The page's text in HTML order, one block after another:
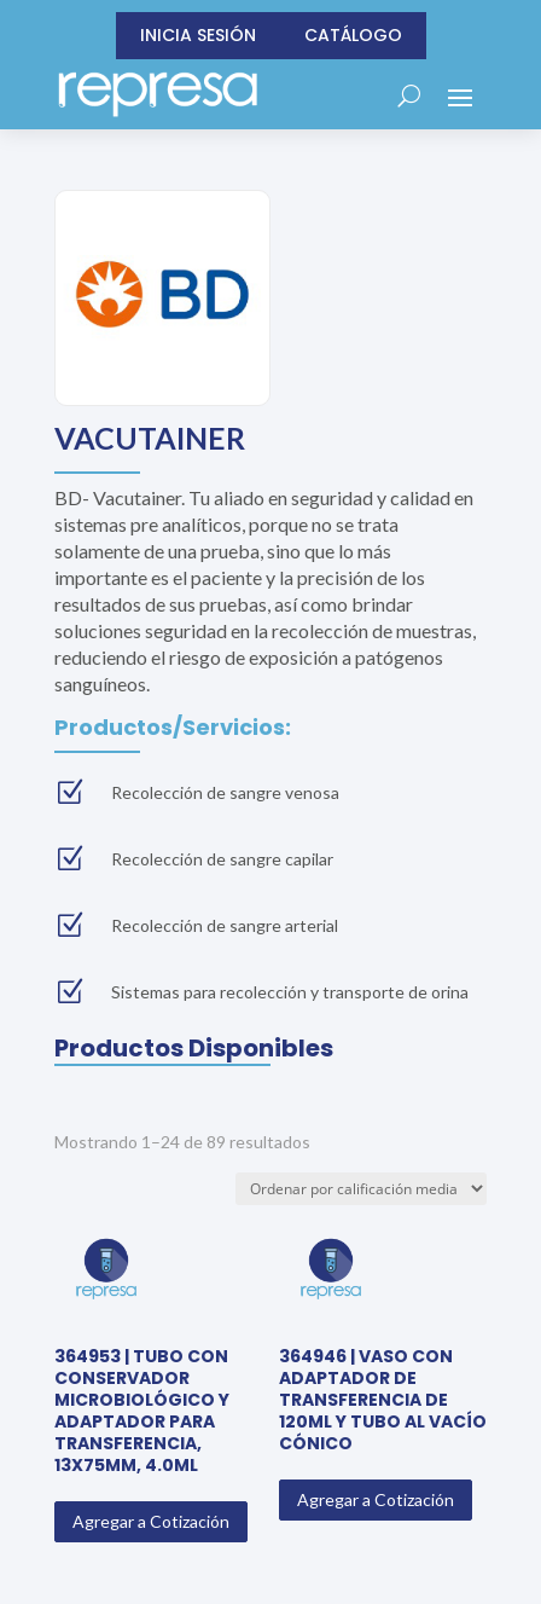
INICIA SESIÓN CATÁLOGO
VACUTAINER
BD- Vacutainer. Tu aliado en seguridad y calidad en
sistemas pre analíticos, porque no se trata
solamente de una prueba, sino que lo más
importante es el paciente y la precisión de los
resultados de sus pruebas, así como brindar
soluciones seguridad en la recolección de muestras,
reduciendo el riesgo de exposición a patógenos
sanguíneos.
Productos/Servicios:
Z Recolección de sangre venosa
Z Recolección de sangre capilar
Z Recolección de sangre arterial
Z Sistemas para recolección y transporte de orina
Productos Disponibles
Mostrando 1–24 de 89 resultadosSorted
average
364953 | TUBO CON
CONSERVADOR
MICROBIOLÓGICO Y
ADAPTADOR PARA
TRANSFERENCIA,
13X75MM, 4.0ML
Agregar a Cotización
364946 | VASO CON
ADAPTADOR DE
TRANSFERENCIA DE
120ML Y TUBO AL VACÍO
CÓNICO
Agregar a Cotización